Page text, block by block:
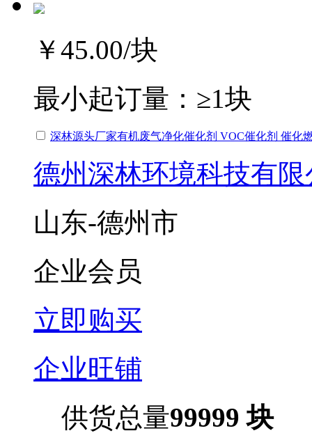
￥45.00/块
最小起订量： ≥1块
深林源头厂家有机废气净化催化剂 VOC催化剂 催化
德州深林环境科技有限
山东-德州市
企业会员
立即购买
企业旺铺
供货总量99999 块